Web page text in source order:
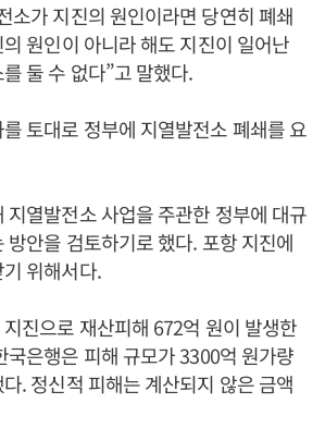
소가 지진의 원인이라면 당연히 폐쇄
원인이 아니라 해도 지진이 일어난
둘 수 없다”고 말했다.
토대로 정부에 지열발전소 폐쇄를 요
지열발전소 사업을 주관한 정부에 대규
방안을 검토하기로 했다. 포항 지진에
위해서다.
진으로 재산피해 672억 원이 발생한
국은행은 피해 규모가 3300억 원가량
. 정신적 피해는 계산되지 않은 금액